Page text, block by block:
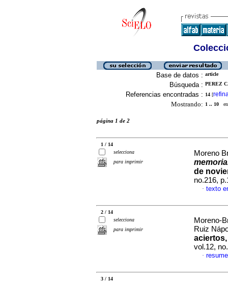
Base de datos : article
Búsqueda : PEREZ
Referencias encontradas : 14 [
Mostrando: 1 .. 10 en
página 1 de 2
1 / 14
selecciona
para imprimir
Moreno
de
no.216,
· texto
2 / 14
selecciona
para imprimir
Moreno-
Ruiz
vol.12,
·
3 / 14